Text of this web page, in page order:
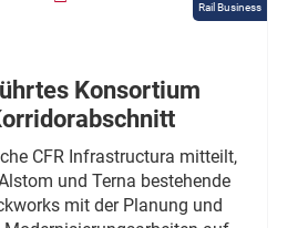
Rail Business
Konsortium
CFR Infrastructura mitteilt,
und Terna bestehende
mit der Planung und